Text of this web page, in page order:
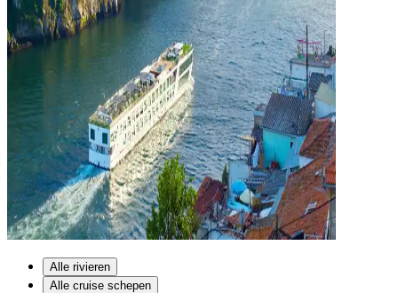
Alle rivieren
Alle cruise schepen